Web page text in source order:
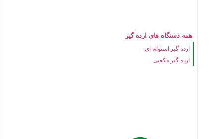
همه دستگاه های ارده گیر
ارده گیر استوانه ای
ارده گیر مکعبی